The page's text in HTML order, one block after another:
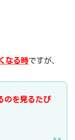
なる時ですが、
のを見るたび